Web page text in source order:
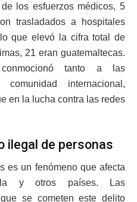
los esfuerzos médicos, 5
trasladados a hospitales
que elevó la cifra total de
21 eran guatemaltecas.
tanto a las
internacional,
en la lucha contra las redes
ilegal de personas
es un fenómeno que afecta
y otros países. Las
se cometen este delito